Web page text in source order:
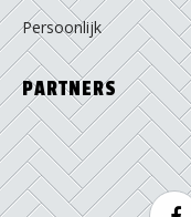
Persoonlijk
PARTNERS